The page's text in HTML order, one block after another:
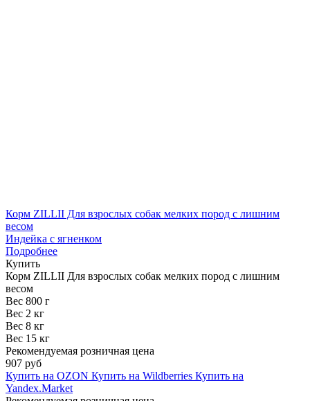
Корм ZILLII Для взрослых собак мелких пород с лишним
весом
Индейка с ягненком
Подробнее
Купить
Корм ZILLII Для взрослых собак мелких пород с лишним
весом
Вес 800 г
Вес 2 кг
Вес 8 кг
Вес 15 кг
Рекомендуемая розничная цена
907 руб
Купить на OZON Купить на Wildberries Купить на
Yandex.Market